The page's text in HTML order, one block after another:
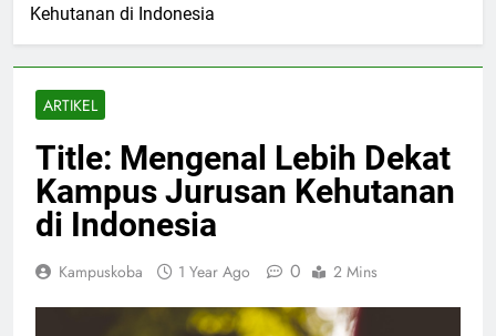
Kehutanan di Indonesia
ARTIKEL
Title: Mengenal Lebih Dekat
Kampus Jurusan Kehutanan
di Indonesia
Kampuskoba 1 Year Ago 0 2 Mins